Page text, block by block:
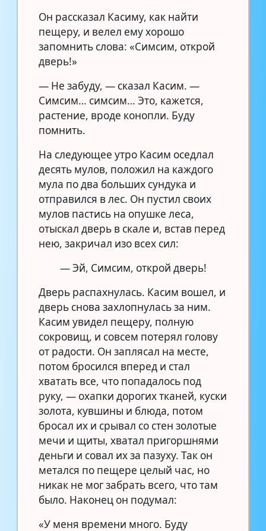
Он рассказал Касиму, как найти
пещеру, и велел ему хорошо
запомнить слова: «Симсим, открой
дверь!»
— Не забуду, — сказал Касим. —
Симсим… симсим… Это, кажется,
растение, вроде конопли. Буду
помнить.
На следующее утро Касим оседлал
десять мулов, положил на каждого
мула по два больших сундука и
отправился в лес. Он пустил своих
мулов пастись на опушке леса,
отыскал дверь в скале и, встав перед
нею, закричал изо всех сил:
— Эй, Симсим, открой дверь!
Дверь распахнулась. Касим вошел, и
дверь снова захлопнулась за ним.
Касим увидел пещеру, полную
сокровищ, и совсем потерял голову
от радости. Он заплясал на месте,
потом бросился вперед и стал
хватать все, что попадалось под
руку, — охапки дорогих тканей, куски
золота, кувшины и блюда, потом
бросал их и срывал со стен золотые
мечи и щиты, хватал пригоршнями
деньги и совал их за пазуху. Так он
метался по пещере целый час, но
никак не мог забрать всего, что там
было. Наконец он подумал:
«У меня времени много. Буду